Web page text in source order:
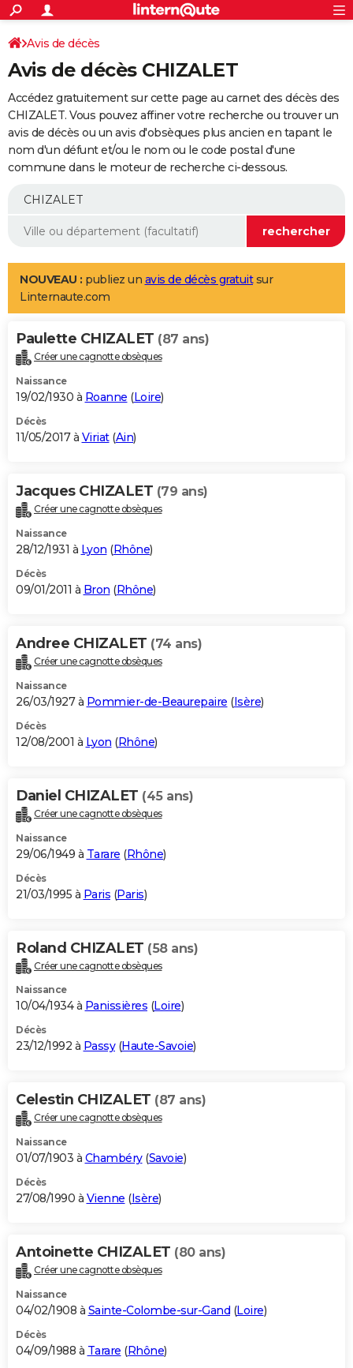
ACTUALITÉS
Politique
Société
Faits Divers
Education
Monde
Villes
+
SPORT
Coupe du monde 2026
Football
Tennis
Cyclisme
Rugby
Forum
Programme TV
TNT
Streaming
Cinéma
Sorties cinéma
Musique
+
FINANCE
Retraite
Epargne
Immobilier
Risques naturels par ville
Banque
Assurance
AUTO
Essais
Réserver un essai
Citadines
Berlines
SUV
Forum auto
+
Mobiles
Meilleur smartphone
Internet
Ordinateurs
Jeux vidéo
Guide high-tech
Aménagement intérieur
LIFESTYLE
Art de vivre
Bien-être
Loisirs
Mode
Modes de vie
Alimentation
Guide de la santé
Maladies
Médicaments
Sommeil
VOYAGE
Destinations
City break
Voyage nature
Voyage de noces
Forum
Climat
+PHOTO
GUIDES D'ACHAT
BONS PLANS
Carte de Noël
Carte Bonne année
Carte Saint-Valentin
Carte Pâques
Carte d'anniversaire
DICTIONNAIRE
Dictionnaire
Biographies
Citations
Expressions
Proverbes
PROGRAMME TV
S'inscrire
Se connecter
Lycées
Collèges
Primaires
Universités
Entreprises
Service militaire
Avis de recherche
AVIS DE DÉCÈS
Bricolage
Lifestyle
Culture
Sport
Auto
Television
Voyage
Cinema
Avis de décès
Avis de décès CHIZALET
Accédez gratuitement sur cette page au carnet des décès des
CHIZALET. Vous pouvez affiner votre recherche ou trouver un
avis de décès ou un avis d'obsèques plus ancien en tapant le
nom d'un défunt et/ou le nom ou le code postal d'une
commune dans le moteur de recherche ci-dessous.
NOUVEAU : publiez un avis de décès gratuitsur
Linternaute.com
Paulette CHIZALET (87 ans)
Créer une cagnotte obsèques
Naissance
19/02/1930 à Roanne (Loire)
Décès
11/05/2017 à Viriat(Ain)
Jacques CHIZALET (79 ans)
Créer une cagnotte obsèques
Naissance
28/12/1931 à Lyon (Rhône)
Décès
09/01/2011 à Bron (Rhône)
Andree CHIZALET (74 ans)
Créer une cagnotte obsèques
Naissance
26/03/1927 à Pommier-de-Beaurepaire (Isère)
Décès
12/08/2001 à Lyon (Rhône)
Daniel CHIZALET (45 ans)
Créer une cagnotte obsèques
Naissance
29/06/1949 à Tarare (Rhône)
Décès
21/03/1995 à Paris (Paris)
Roland CHIZALET (58 ans)
Créer une cagnotte obsèques
Naissance
10/04/1934 à Panissières (Loire)
Décès
23/12/1992 à Passy(Haute-Savoie)
Celestin CHIZALET (87 ans)
Créer une cagnotte obsèques
Naissance
01/07/1903 à Chambéry(Savoie)
Décès
27/08/1990 à Vienne (Isère)
Antoinette CHIZALET (80 ans)
Créer une cagnotte obsèques
Naissance
04/02/1908 à Sainte-Colombe-sur-Gand (Loire)
Décès
04/09/1988 à Tarare (Rhône)